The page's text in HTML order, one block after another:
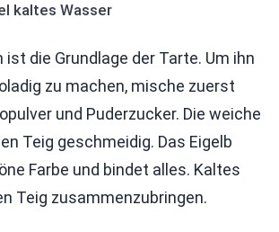
kaltes Wasser
ist die Grundlage der Tarte. Um ihn
zu machen, mische zuerst
und Puderzucker. Die weiche
Teig geschmeidig. Das Eigelb
Farbe und bindet alles. Kaltes
Teig zusammenzubringen.